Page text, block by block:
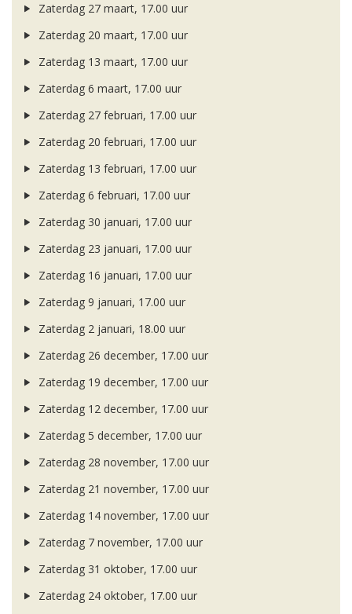
Zaterdag 27 maart, 17.00 uur
Zaterdag 20 maart, 17.00 uur
Zaterdag 13 maart, 17.00 uur
Zaterdag 6 maart, 17.00 uur
Zaterdag 27 februari, 17.00 uur
Zaterdag 20 februari, 17.00 uur
Zaterdag 13 februari, 17.00 uur
Zaterdag 6 februari, 17.00 uur
Zaterdag 30 januari, 17.00 uur
Zaterdag 23 januari, 17.00 uur
Zaterdag 16 januari, 17.00 uur
Zaterdag 9 januari, 17.00 uur
Zaterdag 2 januari, 18.00 uur
Zaterdag 26 december, 17.00 uur
Zaterdag 19 december, 17.00 uur
Zaterdag 12 december, 17.00 uur
Zaterdag 5 december, 17.00 uur
Zaterdag 28 november, 17.00 uur
Zaterdag 21 november, 17.00 uur
Zaterdag 14 november, 17.00 uur
Zaterdag 7 november, 17.00 uur
Zaterdag 31 oktober, 17.00 uur
Zaterdag 24 oktober, 17.00 uur